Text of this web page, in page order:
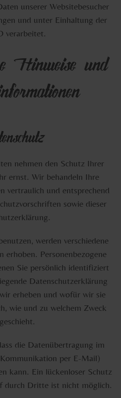
unserer Websitebesucher
und unter Einhaltung der
verarbeitet.
Hinweise und
nehmen den Schutz Ihrer
ernst. Wir behandeln Ihre
vertraulich und entsprechend
sowie dieser
werden verschiedene
erhoben. Personenbezogene
Sie persönlich identifiziert
Datenschutzerklärung
erheben und wofür wir sie
wie und zu welchem Zweck
die Datenübertragung im
per E-Mail)
kann. Ein lückenloser Schutz
durch Dritte ist nicht möglich.